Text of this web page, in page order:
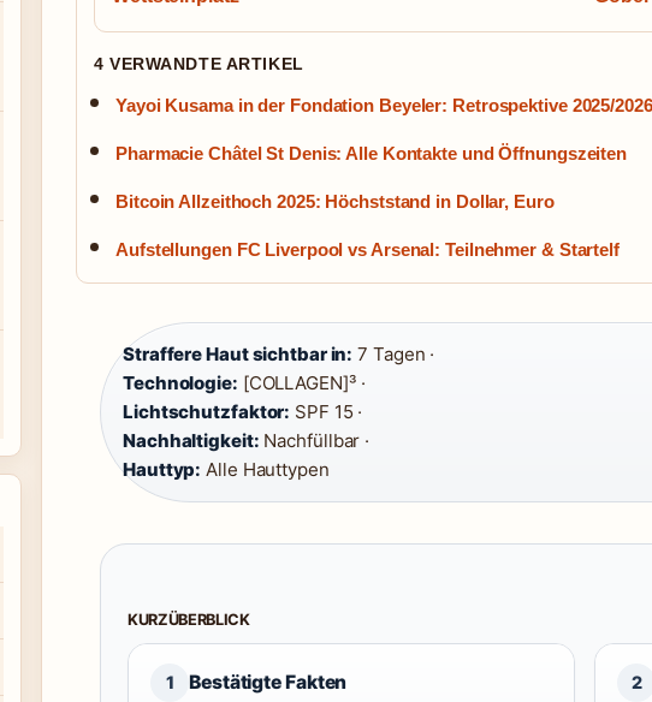
4 VERWANDTE ARTIKEL
Yayoi Kusama in der Fondation Beyeler: Retrospektive 2025/2026
Pharmacie Châtel St Denis: Alle Kontakte und Öffnungszeiten
Bitcoin Allzeithoch 2025: Höchststand in Dollar, Euro
Aufstellungen FC Liverpool vs Arsenal: Teilnehmer & Startelf
Straffere Haut sichtbar in: 7 Tagen ·
Technologie: [COLLAGEN]³ ·
Lichtschutzfaktor: SPF 15 ·
Nachhaltigkeit: Nachfüllbar ·
Hauttyp: Alle Hauttypen
KURZÜBERBLICK
1 Bestätigte Fakten 2